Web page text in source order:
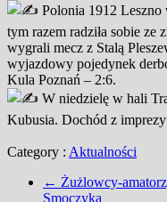
Polonia 1912 Leszno
tym razem radziła sobie ze
wygrali mecz z Stalą
wyjazdowy pojedynek
Kula Poznań – 2:6.
W niedzielę w hali
Kubusia. Dochód z imprezy
Category : Aktualności
← Żużlowcy-
Smoczyka